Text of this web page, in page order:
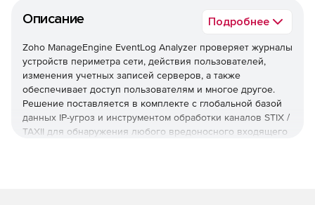
Описание Подробнее
Zoho ManageEngine EventLog Analyzer проверяет журналы
устройств периметра сети, действия пользователей,
изменения учетных записей серверов, а также
обеспечивает доступ пользователям и многое другое.
Решение поставляется в комплекте с глобальной базой
данных IP-угроз и инструментом обработки каналов STIX /
TAXII для обнаружения любого вредоносного входящего